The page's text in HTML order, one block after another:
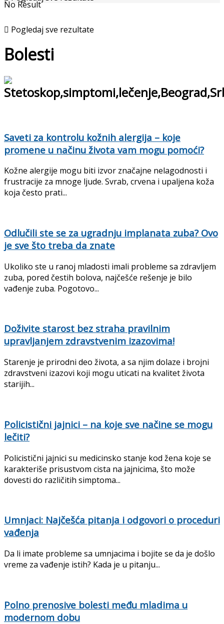
No Result
Pogledaj sve rezultate
Bolesti
Saveti za kontrolu kožnih alergija – koje
promene u načinu života vam mogu pomoći?
Kožne alergije mogu biti izvor značajne nelagodnosti i
frustracije za mnoge ljude. Svrab, crvena i upaljena koža
koja često prati...
Odlučili ste se za ugradnju implanata zuba? Ovo
je sve što treba da znate
Ukoliko ste u ranoj mladosti imali probleme sa zdravljem
zuba, pored čestih bolova, najčešće rešenje je bilo
vađenje zuba. Pogotovo...
Doživite starost bez straha pravilnim
upravljanjem zdravstvenim izazovima!
Starenje je prirodni deo života, a sa njim dolaze i brojni
zdravstveni izazovi koji mogu uticati na kvalitet života
starijih...
Policistični jajnici – na koje sve načine se mogu
lečiti?
Policistični jajnici su medicinsko stanje kod žena koje se
karakteriše prisustvom cista na jajnicima, što može
dovesti do različitih simptoma...
Umnjaci: Najčešća pitanja i odgovori o proceduri
vađenja
Da li imate probleme sa umnjacima i bojite se da je došlo
vreme za vađenje istih? Kada je u pitanju...
Polno prenosive bolesti među mladima u
modernom dobu